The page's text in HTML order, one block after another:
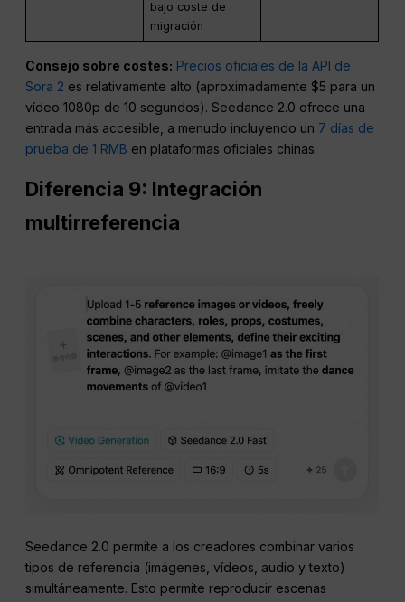
Alta
compatibilidad,
migración
Consejo sobre costes: Precios oficiales de la API de
Sora 2es relativamente alto (aproximadamente $5 para un
vídeo 1080p de 10 segundos). Seedance 2.0 ofrece una
prueba de 1 RMB en plataformas oficiales chinas.
Diferencia 9: Integración
Seedance 2.0 permite a los creadores combinar varios